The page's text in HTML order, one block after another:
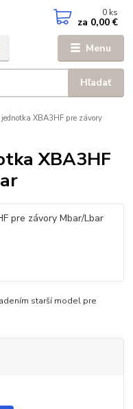
Menu
Hľadať
0 ks
za 0,00 €
XBA3HF pre závory
XBA3HF
starší model pre